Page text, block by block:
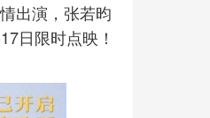
出演，张若昀
日限时点映！